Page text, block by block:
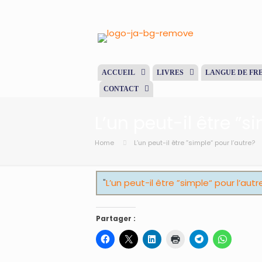
ACCUEIL LIVRES LANGUE DE
CONTACT
Home L’un peut-il être ”simple“ pour l’autre?
"L’un peut-il être ”simple“ pour
Partager :